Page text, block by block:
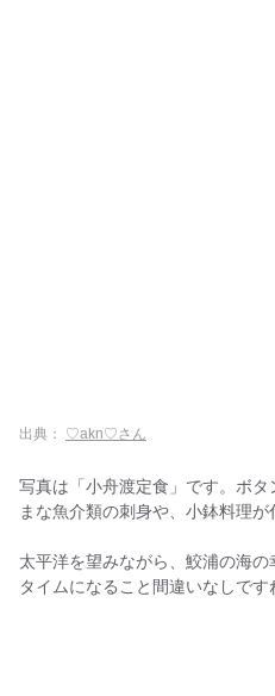
出典： ♡akn♡さん
写真は「小舟渡定食」です。ボ
まな魚介類の刺身や、小鉢料理が
太平洋を望みながら、鮫浦の海
タイムになること間違いなしです